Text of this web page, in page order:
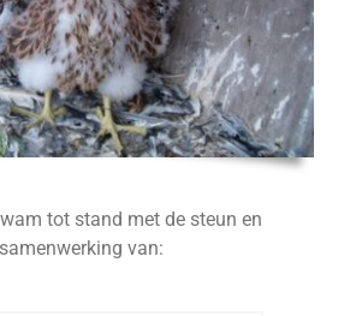
tot stand met de steun en
samenwerking van: